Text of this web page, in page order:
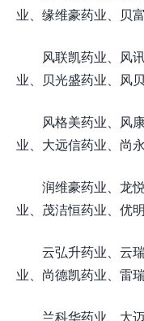
业、缘维豪药业、贝富
风联凯药业、风
业、贝光盛药业、风贝
风格美药业、风
业、大远信药业、尚永
润维豪药业、龙
业、茂洁恒药业、优明
云弘升药业、云
业、尚德凯药业、雷瑞
兰科华药业、大